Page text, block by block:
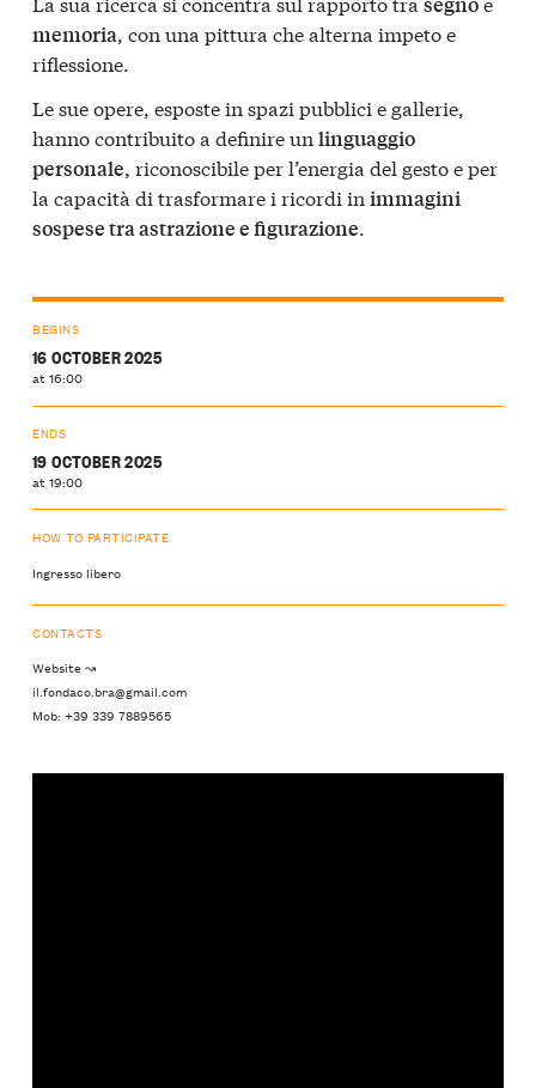
memoria , con una pittura che alterna impeto e
riflessione.
Le sue opere, esposte in spazi pubblici e gallerie,
hanno contribuito a definire un linguaggio
personale, riconoscibile per l’energia del gesto e per
la capacità di trasformare i ricordi in immagini
sospese tra astrazione e figurazione.
BEGINS
16 OCTOBER 2025
at 16:00
ENDS
19 OCTOBER 2025
at 19:00
HOW TO PARTICIPATE
Ingresso libero
CONTACTS
Website ↝
il.fondaco.bra@gmail.com
Mob: +39 339 7889565